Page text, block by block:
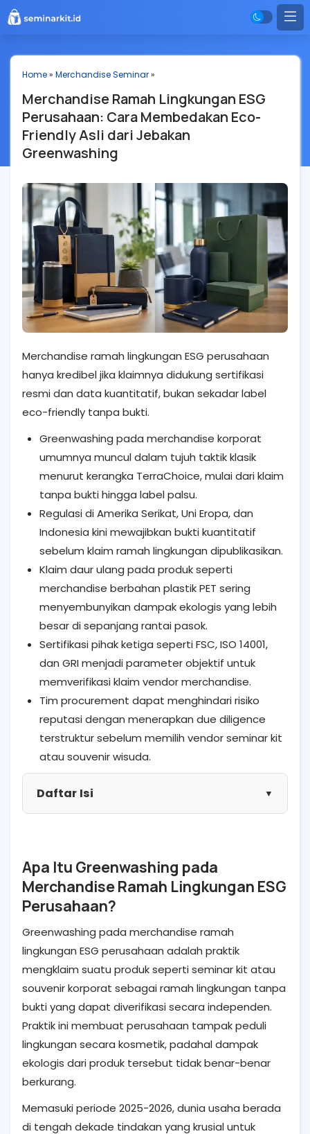
Home» Merchandise Seminar»
Merchandise Ramah Lingkungan ESG
Perusahaan: Cara Membedakan Eco-
Friendly Asli dari Jebakan
Greenwashing
Merchandise ramah lingkungan ESG perusahaan
hanya kredibel jika klaimnya didukung sertifikasi
resmi dan data kuantitatif, bukan sekadar label
eco-friendly tanpa bukti.
Greenwashing pada merchandise korporat
umumnya muncul dalam tujuh taktik klasik
menurut kerangka TerraChoice, mulai dari klaim
tanpa bukti hingga label palsu.
Regulasi di Amerika Serikat, Uni Eropa, dan
Indonesia kini mewajibkan bukti kuantitatif
sebelum klaim ramah lingkungan dipublikasikan.
Klaim daur ulang pada produk seperti
merchandise berbahan plastik PET sering
menyembunyikan dampak ekologis yang lebih
besar di sepanjang rantai pasok.
Sertifikasi pihak ketiga seperti FSC, ISO 14001,
dan GRI menjadi parameter objektif untuk
memverifikasi klaim vendor merchandise.
Tim procurement dapat menghindari risiko
reputasi dengan menerapkan due diligence
terstruktur sebelum memilih vendor seminar kit
atau souvenir wisuda.
Daftar Isi ▼
Apa Itu Greenwashing pada
Merchandise Ramah Lingkungan ESG
Perusahaan?
Greenwashing pada merchandise ramah
lingkungan ESG perusahaan adalah praktik
mengklaim suatu produk seperti seminar kit atau
souvenir korporat sebagai ramah lingkungan tanpa
bukti yang dapat diverifikasi secara independen.
Praktik ini membuat perusahaan tampak peduli
lingkungan secara kosmetik, padahal dampak
ekologis dari produk tersebut tidak benar-benar
berkurang.
Memasuki periode 2025-2026, dunia usaha berada
di tengah dekade tindakan yang krusial untuk